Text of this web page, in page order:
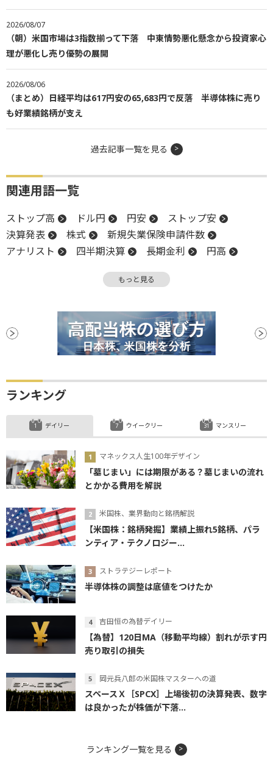
2026/08/07
（朝）米国市場は3指数揃って下落 中東情勢悪化懸念から投資家心
理が悪化し売り優勢の展開
2026/08/06
（まとめ）日経平均は617円安の65,683円で反落 半導体株に売り
も好業績銘柄が支え
過去記事一覧を見る
関連用語一覧
ストップ高 ドル円 円安
ストップ安
決算発表
株式
新規失業保険申請件数
アナリスト
四半期決算 長期金利
円高
営業利益 決算
もっと見る
ランキング
デイリー
マネックス人生100年デザイン
「墓じまい」には期限がある？墓じまいの流れ
とかかる費用を解説
米国株、業界動向と銘柄解説
【米国株：銘柄発掘】業績上振れ5銘柄、パラ
ンティア・テクノロジー...
ストラテジーレポート
半導体株の調整は底値をつけたか
吉田恒の為替デイリー
【為替】120日MA（移動平均線）割れが示す円
売り取引の損失
岡元兵八郎の米国株マスターへの道
スペースＸ［SPCX］上場後初の決算発表、数字
は良かったが株価が下落...
ウイークリー マンスリー
ランキング一覧を見る